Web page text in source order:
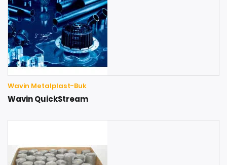
Wavin Metalplast-Buk
Wavin QuickStream